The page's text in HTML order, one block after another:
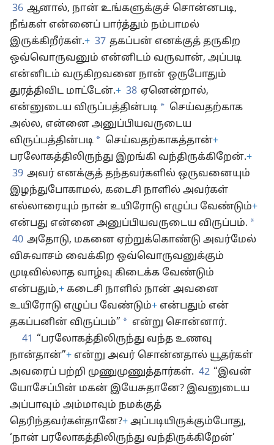
36 ஆனால், நான் உங்களுக்குச் சொன்னபடி,
நீங்கள் என்னைப் பார்த்தும் நம்பாமல்
இருக்கிறீர்கள்.+ 37 தகப்பன் எனக்குத் தருகிற
ஒவ்வொருவனும் என்னிடம் வருவான், அப்படி
என்னிடம் வருகிறவனை நான் ஒருபோதும்
துரத்திவிட மாட்டேன்.+ 38 ஏனென்றால்,
என்னுடைய விருப்பத்தின்படி * செய்வதற்காக
அல்ல, என்னை அனுப்பியவருடைய
விருப்பத்தின்படி * செய்வதற்காகத்தான்+
பரலோகத்திலிருந்து இறங்கி வந்திருக்கிறேன்.+
39 அவர் எனக்குத் தந்தவர்களில் ஒருவனையும்
இழந்துபோகாமல், கடைசி நாளில் அவர்கள்
எல்லாரையும் நான் உயிரோடு எழுப்ப வேண்டும்+
என்பது என்னை அனுப்பியவருடைய விருப்பம். *
40 அதோடு, மகனை ஏற்றுக்கொண்டு அவர்மேல்
விசுவாசம் வைக்கிற ஒவ்வொருவனுக்கும்
முடிவில்லாத வாழ்வு கிடைக்க வேண்டும்
என்பதும்,+ கடைசி நாளில் நான் அவனை
உயிரோடு எழுப்ப வேண்டும்+ என்பதும் என்
தகப்பனின் விருப்பம்” * என்று சொன்னார்.
41 “பரலோகத்திலிருந்து வந்த உணவு
நான்தான்”+ என்று அவர் சொன்னதால் யூதர்கள்
அவரைப் பற்றி முணுமுணுத்தார்கள். 42 “இவன்
யோசேப்பின் மகன் இயேசுதானே? இவனுடைய
அப்பாவும் அம்மாவும் நமக்குத்
தெரிந்தவர்கள்தானே?+ அப்படியிருக்கும்போது,
‘நான் பரலோகத்திலிருந்து வந்திருக்கிறேன்’